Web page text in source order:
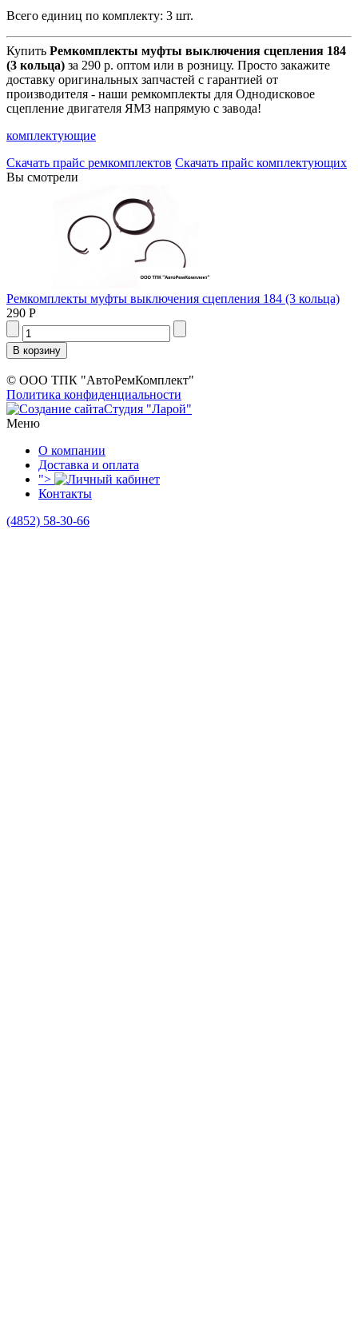
Всего единиц по комплекту: 3 шт.
Купить Ремкомплекты муфты выключения сцепления 184
(3 кольца) за 290 р. оптом или в розницу. Просто закажите
доставку оригинальных запчастей с гарантией от
производителя - наши ремкомплекты для Однодисковое
сцепление двигателя ЯМЗ напрямую с завода!
комплектующие
Скачать прайс ремкомплектов Скачать прайс комплектующих
Вы смотрели
Ремкомплекты муфты выключения сцепления 184 (3 кольца)
290 Р
© ООО ТПК "АвтоРемКомплект"
Политика конфиденциальности
Студия "Ларой"
Меню
О компании
Доставка и оплата
">
Контакты
(4852) 58-30-66